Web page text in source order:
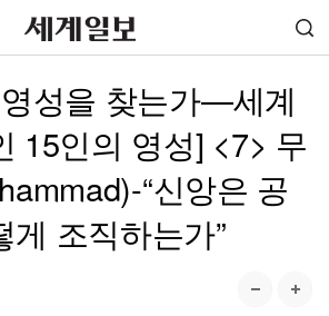
성을 찾는가—세계
15인의 영성] <7> 무
“신앙은 공
게 조직하는가”